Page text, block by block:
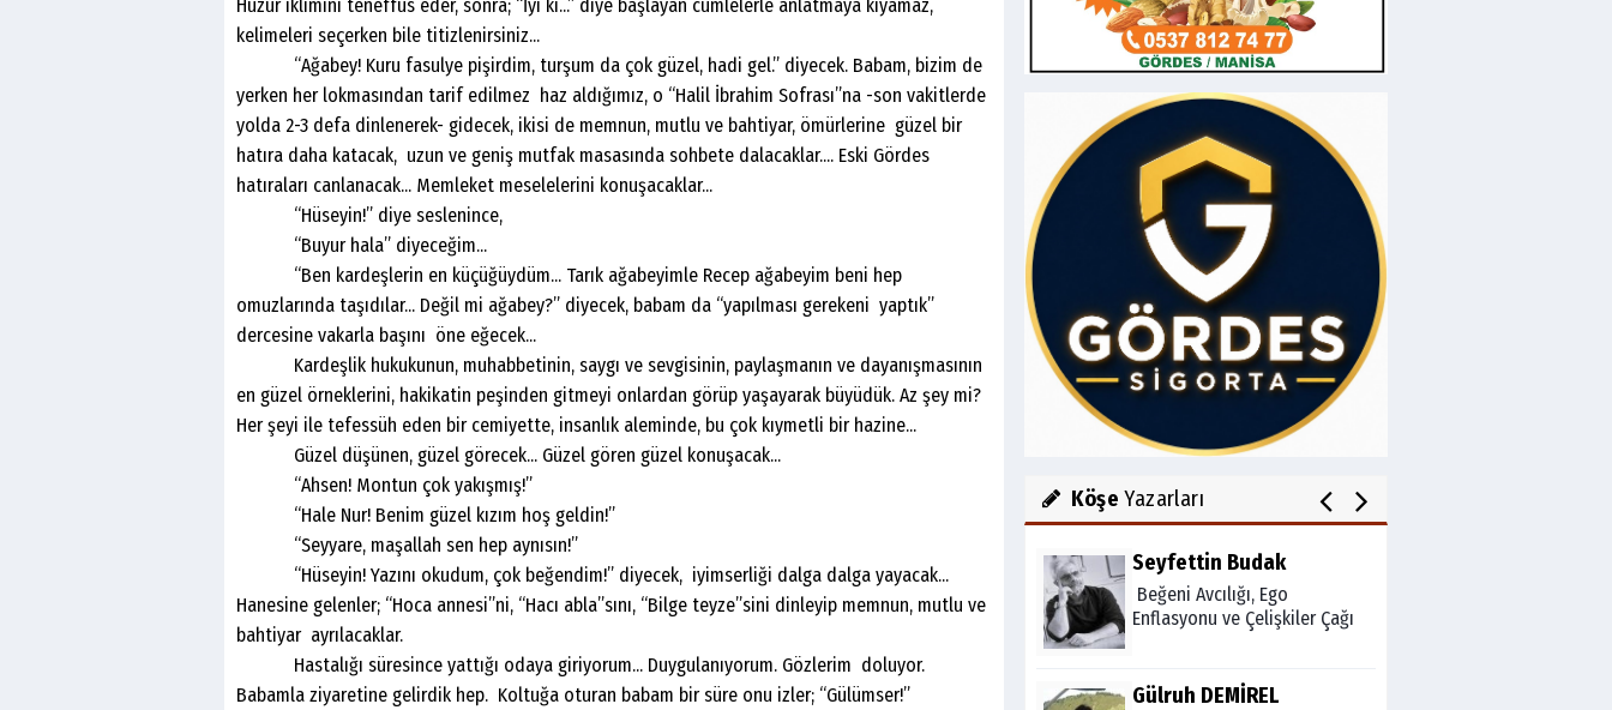
Huzur iklimini teneffüs eder, sonra; “İyi ki...” diye başlayan cümlelerle anlatmaya kıyamaz,
kelimeleri seçerken bile titizlenirsiniz...
“Ağabey! Kuru fasulye pişirdim, turşum da çok güzel, hadi gel.” diyecek. Babam, bizim de
yerken her lokmasından tarif edilmez haz aldığımız, o “Halil İbrahim Sofrası”na -son vakitlerde
yolda 2-3 defa dinlenerek- gidecek, ikisi de memnun, mutlu ve bahtiyar, ömürlerine güzel bir
hatıra daha katacak, uzun ve geniş mutfak masasında sohbete dalacaklar.... Eski Gördes
hatıraları canlanacak... Memleket meselelerini konuşacaklar...
“Hüseyin!” diye seslenince,
“Buyur hala” diyeceğim...
“Ben kardeşlerin en küçüğüydüm... Tarık ağabeyimle Recep ağabeyim beni hep
omuzlarında taşıdılar... Değil mi ağabey?” diyecek, babam da “yapılması gerekeni yaptık”
dercesine vakarla başını öne eğecek...
Kardeşlik hukukunun, muhabbetinin, saygı ve sevgisinin, paylaşmanın ve dayanışmasının
en güzel örneklerini, hakikatin peşinden gitmeyi onlardan görüp yaşayarak büyüdük. Az şey mi?
Her şeyi ile tefessüh eden bir cemiyette, insanlık aleminde, bu çok kıymetli bir hazine...
Güzel düşünen, güzel görecek... Güzel gören güzel konuşacak...
“Ahsen! Montun çok yakışmış!”
“Hale Nur! Benim güzel kızım hoş geldin!”
“Seyyare, maşallah sen hep aynısın!”
“Hüseyin! Yazını okudum, çok beğendim!” diyecek, iyimserliği dalga dalga yayacak...
Hanesine gelenler; “Hoca annesi”ni, “Hacı abla”sını, “Bilge teyze”sini dinleyip memnun, mutlu ve
bahtiyar ayrılacaklar.
Hastalığı süresince yattığı odaya giriyorum... Duygulanıyorum. Gözlerim doluyor.
Babamla ziyaretine gelirdik hep. Koltuğa oturan babam bir süre onu izler; “Gülümser!”
Köşe Yazarları
Av.Cenap GÜVEN
Gördesli Şair Alim Atay
Salih OKKALI
1950'li Yıllarda Gördes-VI
Seyfettin Budak
Beğeni Avcılığı, Ego
Enflasyonu ve Çelişkiler Çağı
Gülruh DEMİREL